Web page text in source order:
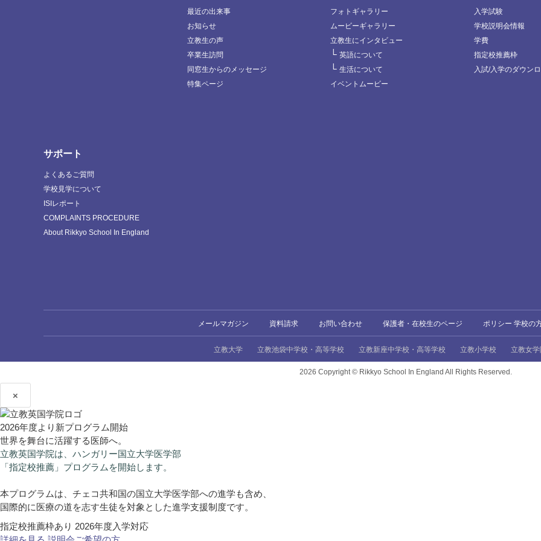
最近の出来事
お知らせ
立教生の声
卒業生訪問
同窓生からのメッセージ
特集ページ
フォトギャラリー
ムービーギャラリー
立教生にインタビュー
└ 英語について
└ 生活について
イベントムービー
入学試験
学校説明会情報
学費
指定校推薦枠
入試/入学のダウン
サポート
よくあるご質問
学校見学について
ISIレポート
COMPLAINTS PROCEDURE
About Rikkyo School In England
メールマガジン 資料請求 お問い合わせ 保護者・在校生のページ ポリシー 学校の
立教大学 立教池袋中学校・高等学校 立教新座中学校・高等学校 立教小学校 立教女
2026 Copyright © Rikkyo School In England All Rights Reserved.
×
2026年度より新プログラム開始
世界を舞台に活躍する医師へ。
立教英国学院は、ハンガリー国立大学医学部
「指定校推薦」プログラムを開始します。
本プログラムは、チェコ共和国の国立大学医学部への進学も含め、
国際的に医療の道を志す生徒を対象とした進学支援制度です。
指定校推薦枠あり 2026年度入学対応